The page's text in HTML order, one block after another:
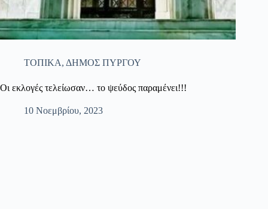
ΤΟΠΙΚΑ, ΔΗΜΟΣ ΠΥΡΓΟΥ
Οι εκλογές τελείωσαν… το ψεύδος παραμένει!!!
10 Νοεμβρίου, 2023